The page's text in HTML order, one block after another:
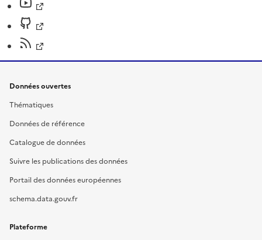
Données ouvertes
Thématiques
Données de référence
Catalogue de données
Suivre les publications des données
Portail des données européennes
schema.data.gouv.fr
Plateforme